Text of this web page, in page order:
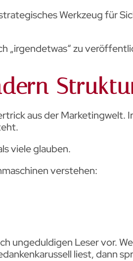
Werkzeug für
„irgendetwas“ zu
aus der Marketingwelt.
viele glauben.
verstehen:
ungeduldigen Leser vor.
liest, dann